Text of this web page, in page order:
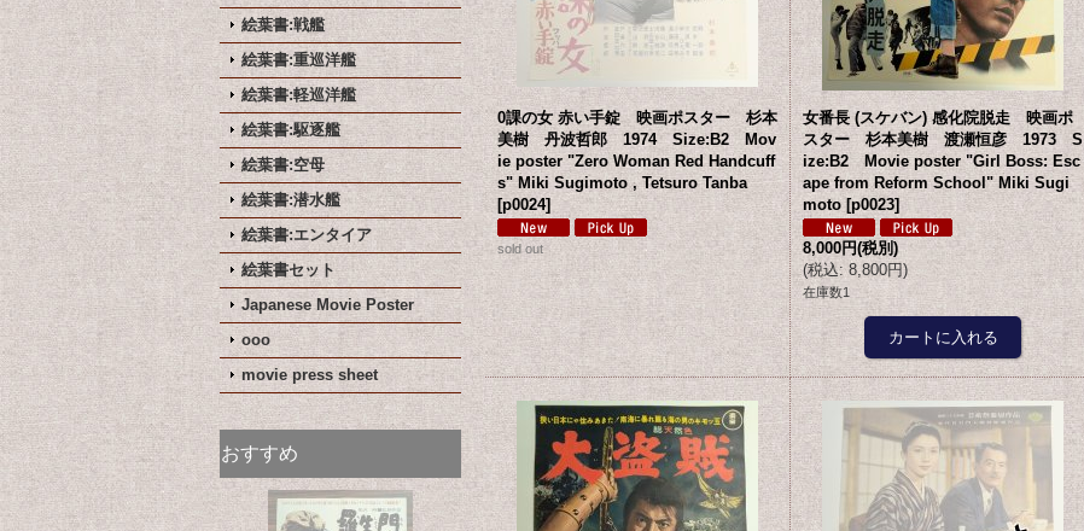
絵葉書:戦艦
絵葉書:重巡洋艦
絵葉書:軽巡洋艦
絵葉書:駆逐艦
絵葉書:空母
絵葉書:潜水艦
絵葉書:エンタイア
絵葉書セット
Japanese Movie Poster
ooo
movie press sheet
おすすめ
0課の女 赤い手錠 映画ポスター 杉本
美樹 丹波哲郎 1974 Size:B2 Mov
ie poster "Zero Woman Red Handcuff
s" Miki Sugimoto , Tetsuro Tanba
[p0024]
sold out
女番長 (スケバン) 感化院脱走 映画ポ
スター 杉本美樹 渡瀬恒彦 1973 S
ize:B2 Movie poster "Girl Boss: Esc
ape from Reform School" Miki Sugi
moto [p0023]
8,000円(税別)
(税込: 8,800円)
在庫数1